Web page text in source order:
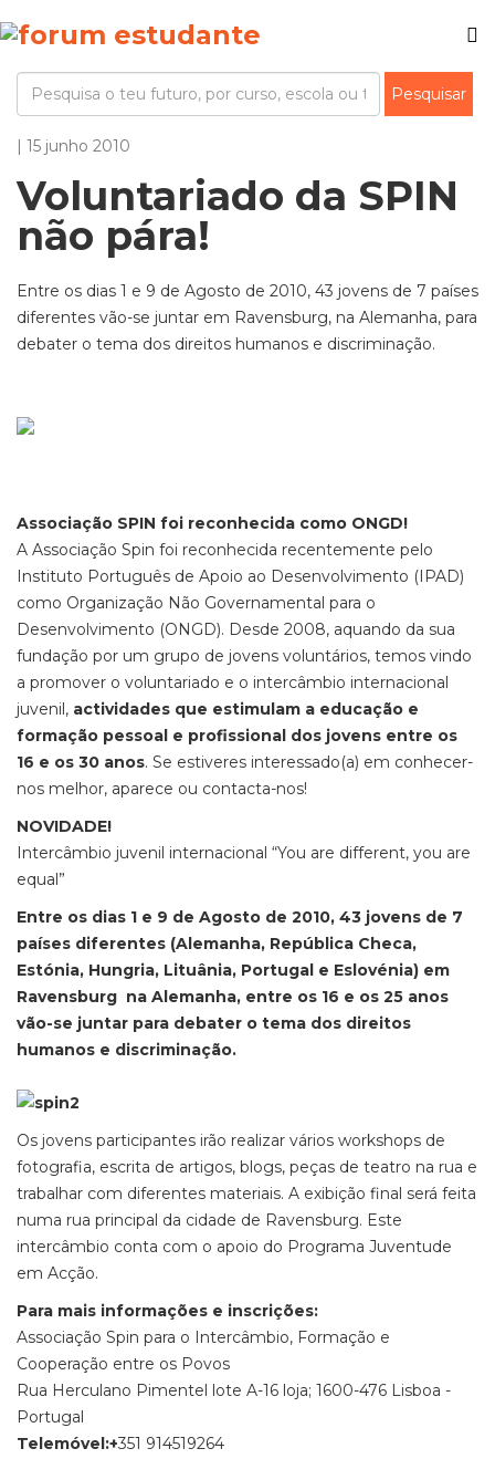
| 15 junho 2010
Voluntariado da SPIN
não pára!
Entre os dias 1 e 9 de Agosto de 2010, 43 jovens de 7 países
diferentes vão-se juntar em Ravensburg, na Alemanha, para
debater o tema dos direitos humanos e discriminação.
Associação SPIN foi reconhecida como ONGD!
A Associação Spin foi reconhecida recentemente pelo
Instituto Português de Apoio ao Desenvolvimento (IPAD)
como Organização Não Governamental para o
Desenvolvimento (ONGD). Desde 2008, aquando da sua
fundação por um grupo de jovens voluntários, temos vindo
a promover o voluntariado e o intercâmbio internacional
juvenil, actividades que estimulam a educação e
formação pessoal e profissional dos jovens entre os
16 e os 30 anos. Se estiveres interessado(a) em conhecer-
nos melhor, aparece ou contacta-nos!
NOVIDADE!
Intercâmbio juvenil internacional “You are different, you are
equal”
Entre os dias 1 e 9 de Agosto de 2010, 43 jovens de 7
países diferentes (Alemanha, República Checa,
Estónia, Hungria, Lituânia, Portugal e Eslovénia) em
Ravensburg na Alemanha, entre os 16 e os 25 anos
vão-se juntar para debater o tema dos direitos
humanos e discriminação.
Os jovens participantes irão realizar vários workshops de
fotografia, escrita de artigos, blogs, peças de teatro na rua e
trabalhar com diferentes materiais. A exibição final será feita
numa rua principal da cidade de Ravensburg. Este
intercâmbio conta com o apoio do Programa Juventude
em Acção.
Para mais informações e inscrições:
Associação Spin para o Intercâmbio, Formação e
Cooperação entre os Povos
Rua Herculano Pimentel lote A-16 loja; 1600-476 Lisboa -
Portugal
Telemóvel:+351 914519264